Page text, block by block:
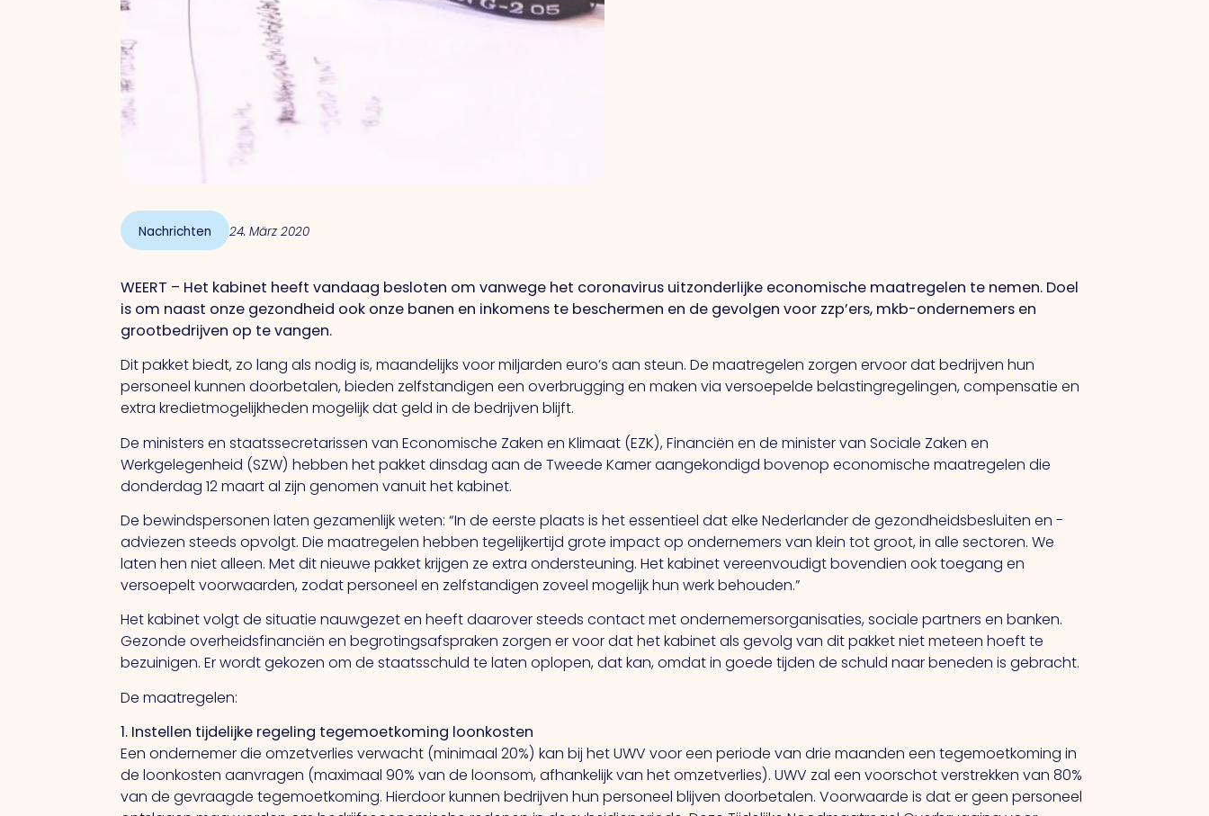
Nachrichten 24. März 2020
WEERT – Het kabinet heeft vandaag besloten om vanwege het coronavirus uitzonderlijke economische maatregelen te nemen. Doel
is om naast onze gezondheid ook onze banen en inkomens te beschermen en de gevolgen voor zzp’ers, mkb-ondernemers en
grootbedrijven op te vangen.
Dit pakket biedt, zo lang als nodig is, maandelijks voor miljarden euro’s aan steun. De maatregelen zorgen ervoor dat bedrijven hun
personeel kunnen doorbetalen, bieden zelfstandigen een overbrugging en maken via versoepelde belastingregelingen, compensatie en
extra kredietmogelijkheden mogelijk dat geld in de bedrijven blijft.
De ministers en staatssecretarissen van Economische Zaken en Klimaat (EZK), Financiën en de minister van Sociale Zaken en
Werkgelegenheid (SZW) hebben het pakket dinsdag aan de Tweede Kamer aangekondigd bovenop economische maatregelen die
donderdag 12 maart al zijn genomen vanuit het kabinet.
De bewindspersonen laten gezamenlijk weten: “In de eerste plaats is het essentieel dat elke Nederlander de gezondheidsbesluiten en -
adviezen steeds opvolgt. Die maatregelen hebben tegelijkertijd grote impact op ondernemers van klein tot groot, in alle sectoren. We
laten hen niet alleen. Met dit nieuwe pakket krijgen ze extra ondersteuning. Het kabinet vereenvoudigt bovendien ook toegang en
versoepelt voorwaarden, zodat personeel en zelfstandigen zoveel mogelijk hun werk behouden.”
Het kabinet volgt de situatie nauwgezet en heeft daarover steeds contact met ondernemersorganisaties, sociale partners en banken.
Gezonde overheidsfinanciën en begrotingsafspraken zorgen er voor dat het kabinet als gevolg van dit pakket niet meteen hoeft te
bezuinigen. Er wordt gekozen om de staatsschuld te laten oplopen, dat kan, omdat in goede tijden de schuld naar beneden is gebracht.
De maatregelen:
1. Instellen tijdelijke regeling tegemoetkoming loonkosten
Een ondernemer die omzetverlies verwacht (minimaal 20%) kan bij het UWV voor een periode van drie maanden een tegemoetkoming in
de loonkosten aanvragen (maximaal 90% van de loonsom, afhankelijk van het omzetverlies). UWV zal een voorschot verstrekken van 80%
van de gevraagde tegemoetkoming. Hierdoor kunnen bedrijven hun personeel blijven doorbetalen. Voorwaarde is dat er geen personeel